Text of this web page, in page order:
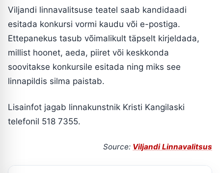
Viljandi linnavalitsuse teatel saab kandidaadi
esitada konkursi vormi kaudu või e-postiga.
Ettepanekus tasub võimalikult täpselt kirjeldada,
millist hoonet, aeda, piiret või keskkonda
soovitakse konkursile esitada ning miks see
linnapildis silma paistab.
Lisainfot jagab linnakunstnik Kristi Kangilaski
telefonil 518 7355.
Source: Viljandi Linnavalitsus